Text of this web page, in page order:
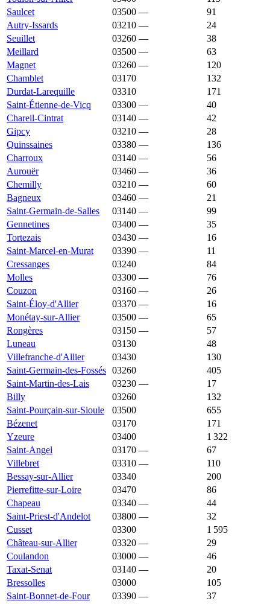
Saulcet
03500 —
91
Autry-Issards
03210 —
24
Seuillet
03260 —
38
Meillard
03500 —
63
Magnet
03260 —
120
Chamblet
03170
132
Durdat-Larequille
03310
171
Saint-Étienne-de-Vicq
03300 —
40
Chareil-Cintrat
03140 —
42
Gipcy
03210 —
28
Quinssaines
03380 —
136
Charroux
03140 —
56
Aurouër
03460 —
36
Chemilly
03210 —
60
Bagneux
03460 —
21
Saint-Germain-de-Salles
03140 —
99
Gennetines
03400 —
35
Tortezais
03430 —
16
Saint-Marcel-en-Murat
03390 —
11
Cressanges
03240
84
Molles
03300 —
76
Couzon
03160 —
26
Saint-Éloy-d'Allier
03370 —
16
Monétay-sur-Allier
03500 —
65
Rongères
03150 —
57
Luneau
03130
48
Villefranche-d'Allier
03430
130
Saint-Germain-des-Fossés 03260
405
Saint-Martin-des-Lais
03230 —
17
Billy
03260
132
Saint-Pourçain-sur-Sioule
03500
655
Bézenet
03170
171
Yzeure
03400
1 322
Saint-Angel
03170 —
67
Villebret
03310 —
110
Bessay-sur-Allier
03340
200
Pierrefitte-sur-Loire
03470
86
Chapeau
03340 —
44
Saint-Priest-d'Andelot
03800 —
32
Cusset
03300
1 595
Château-sur-Allier
03320 —
29
Coulandon
03000 —
46
Taxat-Senat
03140 —
20
Bressolles
03000
105
Saint-Bonnet-de-Four
03390 —
37